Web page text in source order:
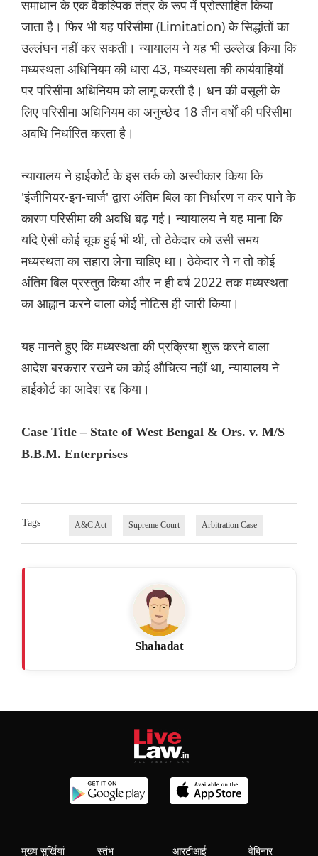
समाधान के एक वैकल्पिक तंत्र के रूप में प्रोत्साहित किया
जाता है। फिर भी यह परिसीमा (Limitation) के सिद्धांतों का
उल्लंघन नहीं कर सकती। न्यायालय ने यह भी उल्लेख किया कि
मध्यस्थता अधिनियम की धारा 43, मध्यस्थता की कार्यवाहियों
पर परिसीमा अधिनियम को लागू करती है। धन की वसूली के
लिए परिसीमा अधिनियम का अनुच्छेद 18 तीन वर्षों की परिसीमा
अवधि निर्धारित करता है।
न्यायालय ने हाईकोर्ट के इस तर्क को अस्वीकार किया कि
'इंजीनियर-इन-चार्ज' द्वारा अंतिम बिल का निर्धारण न कर पाने के
कारण परिसीमा की अवधि बढ़ गई। न्यायालय ने यह माना कि
यदि ऐसी कोई चूक हुई भी थी, तो ठेकेदार को उसी समय
मध्यस्थता का सहारा लेना चाहिए था। ठेकेदार ने न तो कोई
अंतिम बिल प्रस्तुत किया और न ही वर्ष 2022 तक मध्यस्थता
का आह्वान करने वाला कोई नोटिस ही जारी किया।
यह मानते हुए कि मध्यस्थता की प्रक्रिया शुरू करने वाला
आदेश बरकरार रखने का कोई औचित्य नहीं था, न्यायालय ने
हाईकोर्ट का आदेश रद्द किया।
Case Title – State of West Bengal & Ors. v. M/S
B.B.M. Enterprises
Tags A&C Act Supreme Court Arbitration Case
Shahadat
मुख्य सुर्खियां स्तंभ आरटीआई वेबिनार